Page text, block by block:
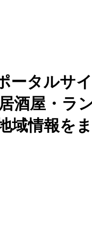
ータルサ
酒屋・ラ
域情報を